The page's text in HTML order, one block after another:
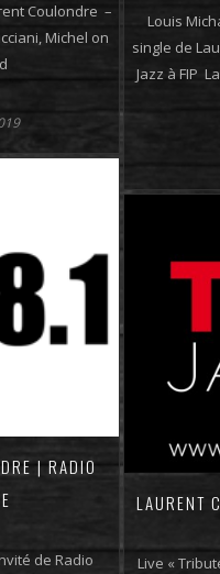
Coulondre –
Michel on
Louis
single de
Jazz à FIP
| RADIO
de Radio
LAURENT
Live «